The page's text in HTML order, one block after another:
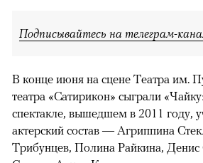
Подписывайтесь на телеграм-
В конце июня на сцене Театра им.
театра «Сатирикон» сыграли
спектакле, вышедшем в 2011 году,
актерский состав — Агриппина
Трибунцев, Полина Райкина,